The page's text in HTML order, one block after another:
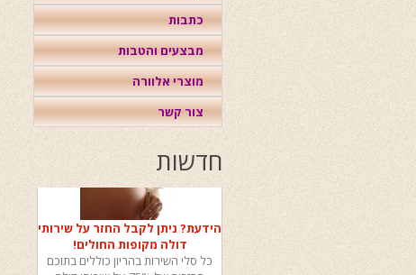
כתבות
מבצעים והטבות
מוצרי אלוורה
צור קשר
חדשות
הידעת? ניתן לקבל החזר על שירותי
דולה מקופות החולים!
כל סלי השירות בהריון כוללים בתוכם